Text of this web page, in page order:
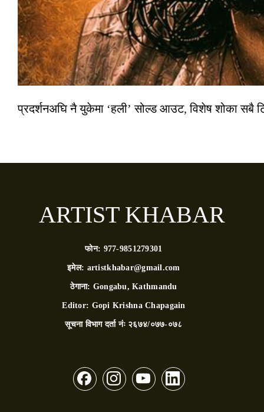
प्रदर्शनअघि नै युकेमा ‘हली’ सोल्ड आउट, विशेष शोका सबै
ARTIST KHABAR
फोन: 977-9851279301
इमेल: artistkhabar@gmail.com
ठेगाना: Gongabu, Kathmandu
Editor: Gopi Krishna Chapagain
सूचना विभाग दर्ता नंः २६७४/०७७-०७८